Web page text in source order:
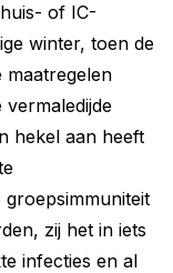
of IC-
winter, toen de
maatregelen
hekel aan heeft
zij het in iets
infecties en al